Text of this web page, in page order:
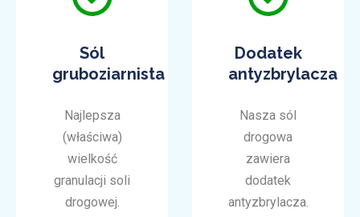
Sól
gruboziarnista
Najlepsza
(właściwa)
wielkość
granulacji soli
drogowej.
Dodatek
antyzbrylacza
Nasza sól
drogowa
zawiera
dodatek
antyzbrylacza.